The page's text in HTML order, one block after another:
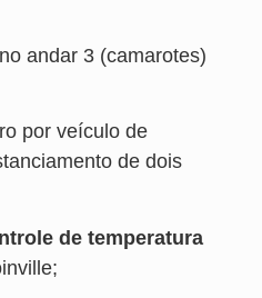
andar 3 (camarotes)
por veículo de
de dois
de temperatura